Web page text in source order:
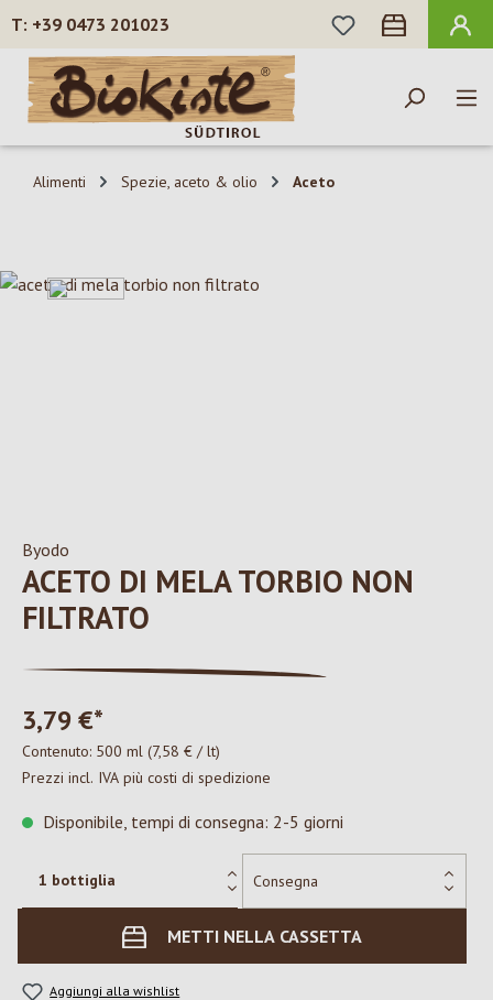
Passa al contenuto principale
+39 0473 201023
HAI 0 ARTICOLI
Alimenti Spezie, aceto & olio Aceto
Salta la galleria di immagini
Byodo
ACETO DI MELA TORBIO NON
FILTRATO
3,79 €*
Contenuto: 500 ml (7,58 € / lt)
Prezzi incl. IVA più costi di spedizione
Disponibile, tempi di consegna: 2-5 giorni
METTI NELLA CASSETTA
Aggiungi alla wishlist